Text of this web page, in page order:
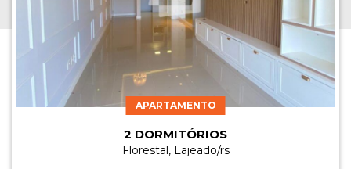
APARTAMENTO
2 DORMITÓRIOS
Florestal, Lajeado/rs